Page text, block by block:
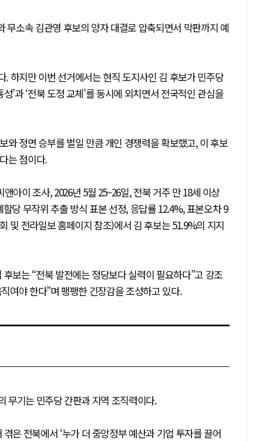
소속 김관영 후보의 양자 대결로 압축되면서 막판까지 예
하지만 이번 선거에서는 현직 도지사인 김 후보가 민주당
’과 ‘전북 도정 교체’를 동시에 외치면서 전국적인 관심을
와 정면 승부를 벌일 만큼 개인 경쟁력을 확보했고, 이 후보
는 점이다.
아이 조사, 2026년 5월 25~26일, 전북 거주 만 18세 이상
당 무작위 추출 방식 표본 선정, 응답률 12.4%, 표본오차 9
전라일보 홈페이지 참조)에서 김 후보는 51.9%의 지지
보는 “전북 발전에는 정당보다 실력이 필요하다”고 강조
여야 한다”며 팽팽한 긴장감을 조성하고 있다.
무기는 민주당 간판과 지역 조직력이다.
은 전북에서 ‘누가 더 중앙정부 예산과 기업 투자를 끌어